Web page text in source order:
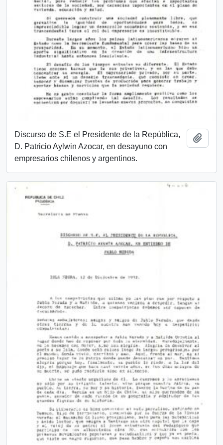
Discurso de S.E el Presidente de la República,
D. Patricio Aylwin Azocar, en desayuno con
empresarios chilenos y argentinos.